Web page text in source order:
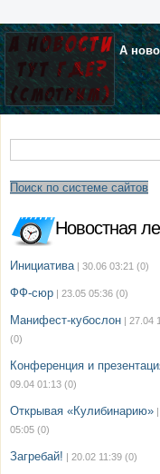
А
Поиск по системе сайтов
Новостная
Инициатива | 30.06 03:21 (0)
ФФ-сюр | 23.05 05:36 (0)
Манифест-кубослон | 27.04
(0)
Конференция и
09.04 01:13 (0)
Открывая «Кулибинарию»
05:05 (0)
Загребай! | 20.02 11:39 (0)